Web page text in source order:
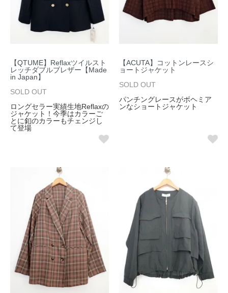
【QTUME】Reflaxツイルスト
レッチダブルブレザー【Made
in Japan】
SOLD OUT
ロングセラー実績生地Reflaxの
ジャケット！今季はカラーご
とに釦のカラーもチェンジし
て登場
【ACUTA】コットンレースシ
ョートジャケット
SOLD OUT
パンチングレースがボヘミア
ンなショートジャケット